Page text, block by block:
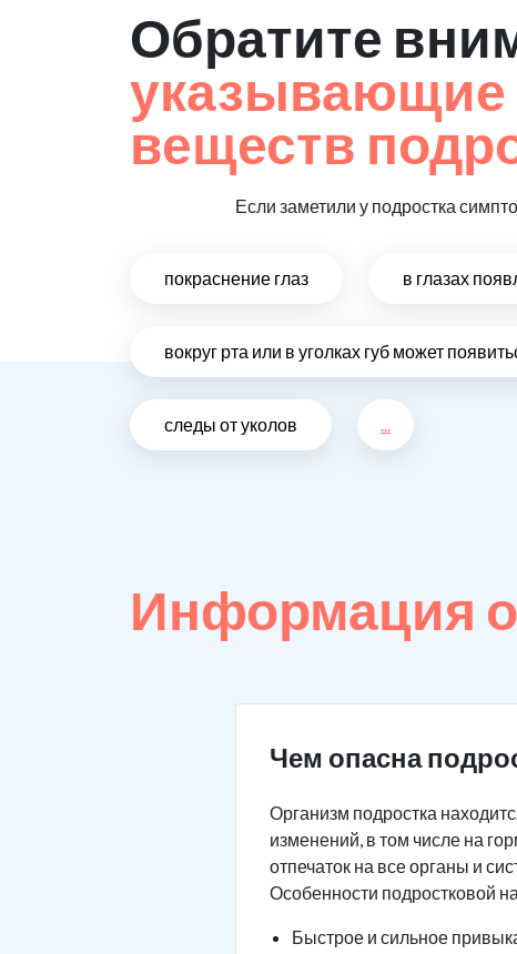
Обратите
указывающие
веществ
Если заметили у подростка
покраснение глаз в глазах
вокруг рта или в уголках губ может
следы от уколов ...
Информация
Чем опасна
Организм подростка
изменений, в том числе на
отпечаток на все органы и
Особенности подростковой
Быстрое и сильное